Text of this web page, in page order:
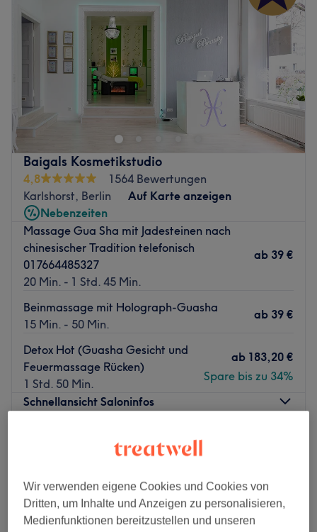
Baigals Kosmetikstudio
4,8
1564 Bewertungen
Karlshorst, Berlin
Auf Karte anzeigen
Nebenzeiten
Massage Gua Sha mit Jadesteinen nach
chinesischer Tradition telefonisch
017664485327
20 Min. - 1 Std. 45 Min.
ab 39 €
Beinmassage mit Holograph-Guasha
15 Min. - 50 Min.
ab 39 €
Detox Hot (Guasha Gesicht und
Feuermassage Rücken)
1 Std. 50 Min.
ab 183,20 €
Spare bis zu 34%
Schnellansicht Saloninfos
Donnerstag
11:00– 22:15
Freitag
11:00–22:30
Samstag
11:00–22:00
Wir verwenden eigene Cookies und Cookies von
Dritten, um Inhalte und Anzeigen zu personalisieren,
Medienfunktionen bereitzustellen und unseren